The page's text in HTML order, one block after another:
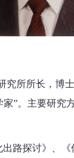
所所长，博
”。主要研
探讨》、